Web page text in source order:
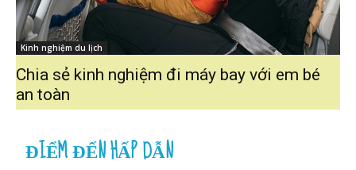
Kinh nghiệm du lịch
Chia sẻ kinh nghiệm đi máy bay với em bé
an toàn
ĐIỂM ĐẾN HẤP DẪN